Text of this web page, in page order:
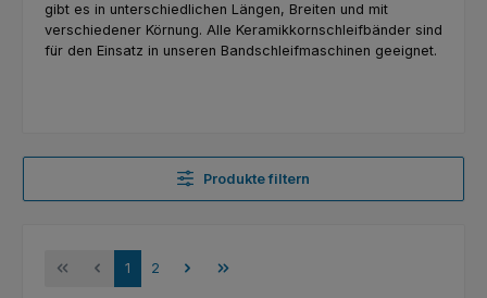
gibt es in unterschiedlichen Längen, Breiten und mit
verschiedener Körnung. Alle Keramikkornschleifbänder sind
für den Einsatz in unseren Bandschleifmaschinen geeignet.
Produkte filtern
Seite
1 Seite
2